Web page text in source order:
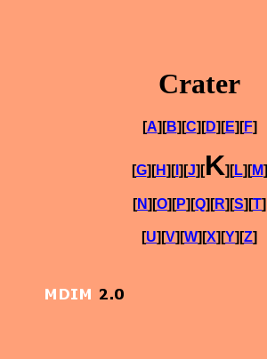
Crater
[A][B][C][D][E][F]
[G][H][I][J][K][L][M]
[N][O][P][Q][R][S][T]
[U][V][W][X][Y][Z]